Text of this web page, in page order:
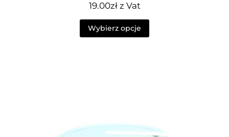
19.00zł z Vat
Wybierz opcje